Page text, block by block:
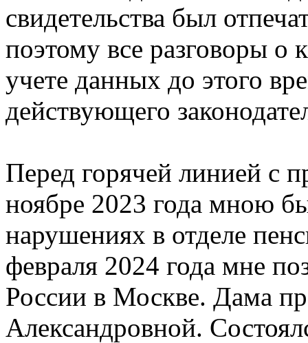
свидетельства был
поэтому все разговоры о
учете данных до этого
действующего
Перед горячей линией с
ноябре 2023 года мною
нарушениях в отделе
февраля 2024 года мне
России в Москве. Дама
Александровной.